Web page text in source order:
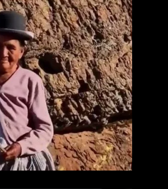
Magazine
Photography
Travel
Technology